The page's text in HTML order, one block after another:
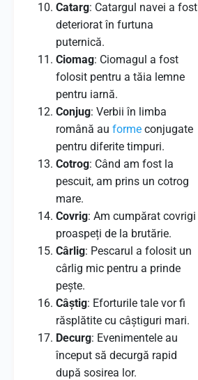
Catarg: Catargul navei a fost
deteriorat în furtuna
puternică.
Ciomag: Ciomagul a fost
folosit pentru a tăia lemne
pentru iarnă.
Conjug: Verbii în limba
română au forme conjugate
pentru diferite timpuri.
Cotrog: Când am fost la
pescuit, am prins un cotrog
mare.
Covrig: Am cumpărat covrigi
proaspeți de la brutărie.
Cârlig: Pescarul a folosit un
cârlig mic pentru a prinde
pește.
Câștig: Eforturile tale vor fi
răsplătite cu câștiguri mari.
Decurg: Evenimentele au
început să decurgă rapid
după sosirea lor.